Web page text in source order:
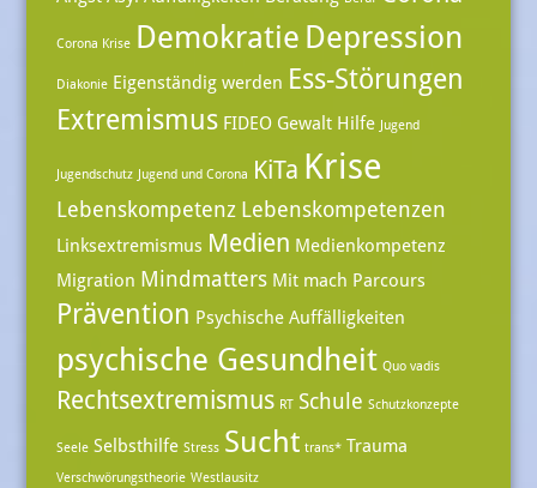
Corona Krise Demokratie Depression
Diakonie Eigenständig werden Ess-Störungen
Extremismus FIDEO Gewalt Hilfe Jugend
Jugendschutz Jugend und Corona KiTa Krise
Lebenskompetenz Lebenskompetenzen
Linksextremismus Medien Medienkompetenz
Migration Mindmatters Mit mach Parcours
Prävention Psychische Auffälligkeiten
psychische Gesundheit Quo vadis
Rechtsextremismus RT Schule Schutzkonzepte
Seele Selbsthilfe Stress Sucht trans* Trauma
Verschwörungstheorie Westlausitz